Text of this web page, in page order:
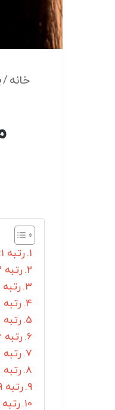
خانه/
رتبه 1: دکتر زهرا صداقتی جهرمی متخصص بلیچینگ دندان در شیراز
رتبه 2: دکتر شیما رستمی دندانپزشک بلیچینگ دندان در شیراز
رتبه 3: دکتر نازیلا بذرافکن متخصص بلیچینگ دندان شیراز
رتبه 4: دکتر محمد سالار منتظر لطف اللهی متخصص بلیچینگ شیراز
رتبه 5: دکتر مریم ایزدی دندانپزشک بلیچینگ دندان شیراز
رتبه 6: دکتر زینب نیک آئین دکتر بلیچینگ دندان شیراز
رتبه 7: دکتر عاطفه صادقیان جوان دندانپزشک بلیچینگ در شیراز
رتبه 8: دکتر مریم بهتری نژاد دندانپزشک بلیچینگ دندان شیراز
رتبه 9: دکتر زهره عالمی متخصص بلیچینگ دندان شیراز
رتبه 10: دکتر مژگان اقبالی متخصص بلیچینگ در شیراز